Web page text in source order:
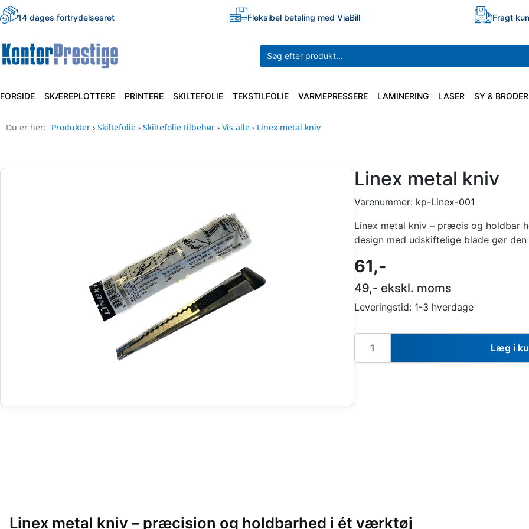
14 dages fortrydelsesret Fleksibel betaling med ViaBill Fragt
FORSIDE SKÆREPLOTTERE PRINTERE SKILTEFOLIE TEKSTILFOLIE VARMEPRESSERE LAMINERING LASER SY &
Du er her: Produkter › Skiltefolie › Skiltefolie tilbehør › Vis alle › Linex metal kniv
Linex metal kniv
Varenummer: kp-Linex-001
Linex metal kniv – præcis og holdbar
design med udskiftelige blade gør
61,-
49,- ekskl. moms
Leveringstid: 1-3 hverdage
Læg i
Linex metal kniv – præcision og holdbarhed i ét værktøj